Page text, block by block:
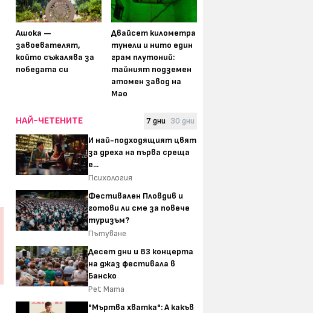
Ашока —
завоевателят,
който съжалява за
победата си
Двайсет километра
тунели и нито един
грам плутоний:
тайният подземен
атомен завод на
Мао
НАЙ-ЧЕТЕНИТЕ 7 дни 30 дни
И най-подходящият цвят
за дреха на първа среща
е...
Психология
Фестивален Пловдив и
готови ли сме за повече
туризъм?
Пътуване
Десет дни и 83 концерта
на джаз фестивала в
Банско
Pet Mama
"Мъртва хватка": А какъв